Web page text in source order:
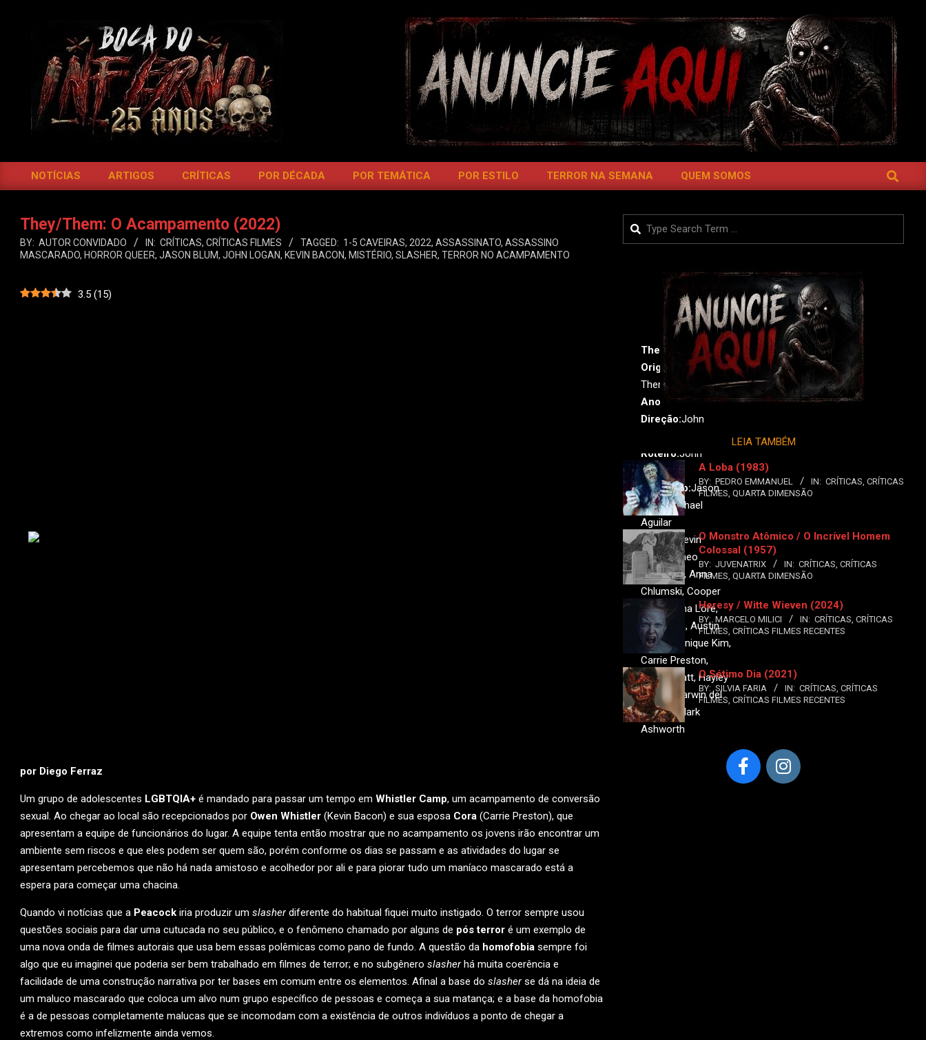
BOCA
DO
Primary
Menu
NOTÍCIAS ARTIGOS CRÍTICAS POR DÉCADA POR TEMÁTICA POR ESTILO TERROR NA SEMANA QUEM SOMOS SEARCH
They/Them: O Acampamento (2022)
BY: AUTOR CONVIDADO IN: CRÍTICAS, CRÍTICAS FILMES TAGGED: 1-5 CAVEIRAS, 2022, ASSASSINATO, ASSASSINO
MASCARADO, HORROR QUEER, JASON BLUM, JOHN LOGAN, KEVIN BACON, MISTÉRIO, SLASHER, TERROR NO ACAMPAMENTO
3.5 (15)
They / Them
Original:
They /
Them
Ano:
2022• País: EUA
Direção:John
Roteiro:John
Logan
Produção:Jason
Blum, Michael
Aguilar
Elenco:Kevin
Bacon, Theo
Germaine, Anna
Chlumski, Cooper
Koch, Anna Lore,
Quei Tann, Austin
Crute, Monique Kim,
Carrie Preston,
Boone Platt, Hayley
Griffith, Darwin del
Fabro e Mark
Ashworth
por Diego Ferraz
Um grupo de adolescentes LGBTQIA+ é mandado para passar um tempo em Whistler Camp, um acampamento de conversão
sexual. Ao chegar ao local são recepcionados por Owen Whistler (Kevin Bacon) e sua esposa Cora (Carrie Preston), que
apresentam a equipe de funcionários do lugar. A equipe tenta então mostrar que no acampamento os jovens irão encontrar um
ambiente sem riscos e que eles podem ser quem são, porém conforme os dias se passam e as atividades do lugar se
apresentam percebemos que não há nada amistoso e acolhedor por ali e para piorar tudo um maníaco mascarado está a
espera para começar uma chacina.
Quando vi notícias que a Peacock iria produzir um slasherdiferente do habitual fiquei muito instigado. O terror sempre usou
questões sociais para dar uma cutucada no seu público, e o fenômeno chamado por alguns de pós terror é um exemplo de
uma nova onda de filmes autorais que usa bem essas polêmicas como pano de fundo. A questão da homofobia sempre foi
algo que eu imaginei que poderia ser bem trabalhado em filmes de terror; e no subgênero slasherhá muita coerência e
facilidade de uma construção narrativa por ter bases em comum entre os elementos. Afinal a base do slasherse dá na ideia de
um maluco mascarado que coloca um alvo num grupo específico de pessoas e começa a sua matança; e a base da homofobia
é a de pessoas completamente malucas que se incomodam com a existência de outros indivíduos a ponto de chegar a
extremos como infelizmente ainda vemos.
Search
LEIA TAMBÉM
A Loba (1983)
BY: PEDRO EMMANUEL IN: CRÍTICAS, CRÍTICAS
FILMES, QUARTA DIMENSÃO
O Monstro Atômico / O Incrível Homem
Colossal (1957)
BY: JUVENATRIX IN: CRÍTICAS, CRÍTICAS
FILMES, QUARTA DIMENSÃO
Heresy / Witte Wieven (2024)
BY: MARCELO MILICI IN: CRÍTICAS, CRÍTICAS
FILMES, CRÍTICAS FILMES RECENTES
O Sétimo Dia (2021)
BY: SILVIA FARIA IN: CRÍTICAS, CRÍTICAS
FILMES, CRÍTICAS FILMES RECENTES